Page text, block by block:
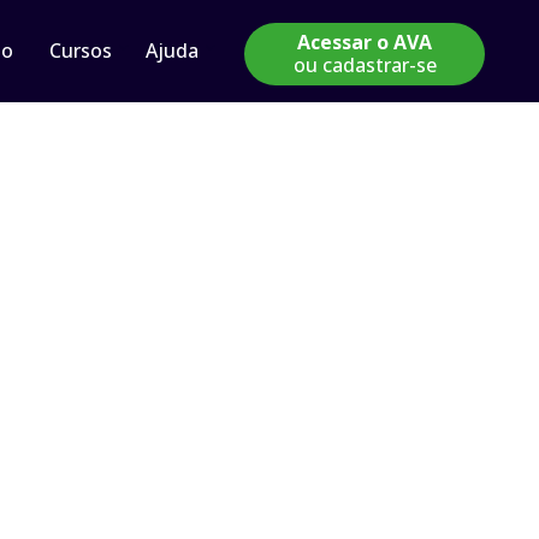
Cursos Ajuda
Acessar o AVA
ou cadastrar-se